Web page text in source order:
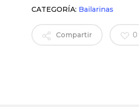
CATEGORÍA: Bailarinas
Compartir 0